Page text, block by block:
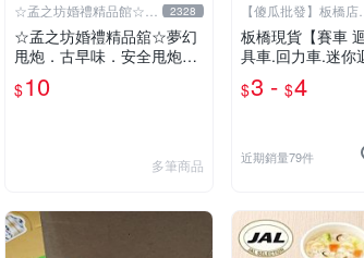
☆孟之坊婚禮精品館☆超
商取貨付款
2328
☆孟之坊婚禮精品舘☆夢幻
甩炮．古早味．安全甩炮．
盒裝甩炮 ．懷舊童玩 ．整
人玩具
$10
多筆商品
【傻瓜批發】板橋店
平板電腦
板橋現貨【賽車
具車.回力車.迷你
車玩具.可愛玩具.
回力車玩具【傻瓜
$3 - $4
近期銷量79件